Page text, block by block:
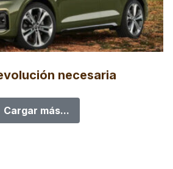
necesaria
Cargar más...